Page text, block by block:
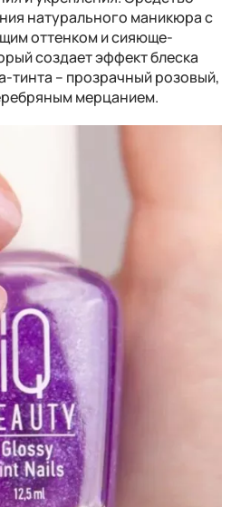
натурального маникюра с
оттенком и сияюще-
создает эффект блеска
тинта – прозрачный розовый,
мерцанием.